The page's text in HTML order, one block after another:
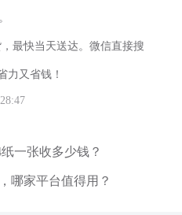
最快当天送达。微信直接搜
力又省钱！
一张收多少钱？
哪家平台值得用？